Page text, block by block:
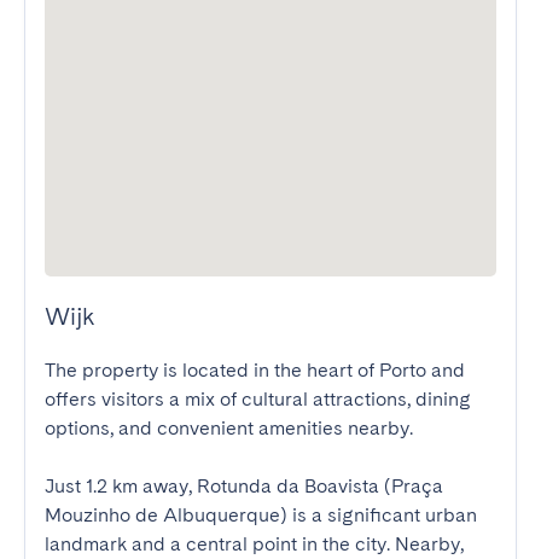
Wijk
The property is located in the heart of Porto and
offers visitors a mix of cultural attractions, dining
options, and convenient amenities nearby.
Just 1.2 km away, Rotunda da Boavista (Praça
Mouzinho de Albuquerque) is a significant urban
landmark and a central point in the city. Nearby,